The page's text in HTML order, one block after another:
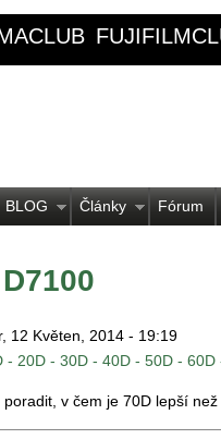
BLOG Články Fórum
12 Květen, 2014 - 19:19
- 20D - 30D - 40D - 50D -
v čem je 70D lepší